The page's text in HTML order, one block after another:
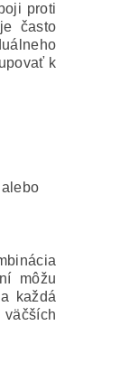
proti
často
k
môžu
každá